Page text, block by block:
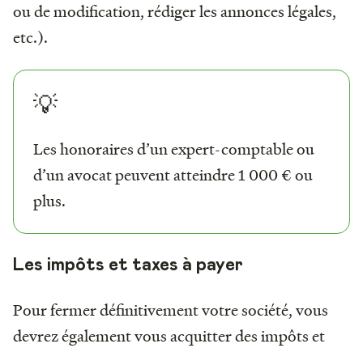
ou de modification, rédiger les annonces légales,
etc.).
💡
Les honoraires d’un expert-comptable ou
d’un avocat peuvent atteindre 1 000 € ou
plus.
Les impôts et taxes à payer
Pour fermer définitivement votre société, vous
devrez également vous acquitter des impôts et